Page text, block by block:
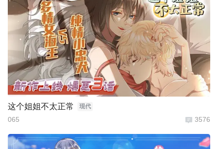
这个姐姐不太正常 现代
065 3576